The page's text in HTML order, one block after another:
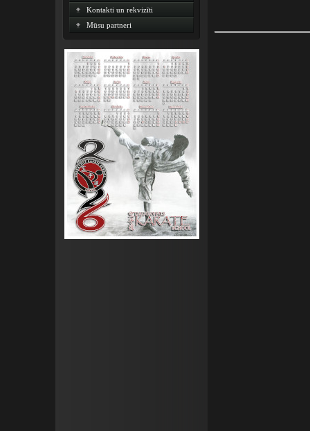
Kontakti un rekvizīti
Mūsu partneri